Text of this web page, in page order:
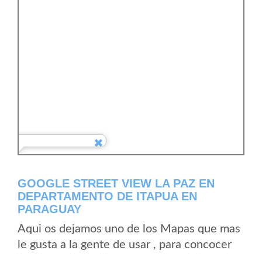
GOOGLE STREET VIEW LA PAZ EN
DEPARTAMENTO DE ITAPUA EN
PARAGUAY
Aqui os dejamos uno de los Mapas que mas
le gusta a la gente de usar , para concocer